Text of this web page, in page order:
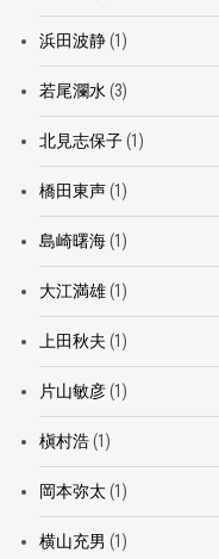
浜田波静(1)
若尾瀾水 (3)
北見志保子(1)
橋田東声(1)
島崎曙海(1)
大江満雄(1)
上田秋夫 (1)
片山敏彦(1)
槇村浩(1)
岡本弥太 (1)
横山充男 (1)